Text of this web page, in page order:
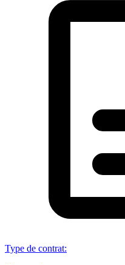
Type de contrat: